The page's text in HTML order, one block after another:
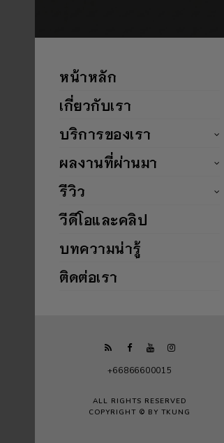
หน้าหลัก
เกี่ยวกับเรา
บริการของเรา
ผลงานที่ผ่านมา
รีวิว
วีดีโอและคลิป
บทความน่ารู้
ติดต่อเรา
+66866600015
ALL RIGHTS RESERVED
COPYRIGHT © BY TKUNG